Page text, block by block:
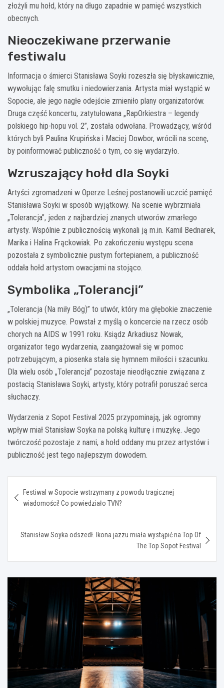
złożyli mu hołd, który na długo zapadnie w pamięć wszystkich
obecnych.
Nieoczekiwane przerwanie
festiwalu
Informacja o śmierci Stanisława Soyki rozeszła się błyskawicznie,
wywołując falę smutku i niedowierzania. Artysta miał wystąpić w
Sopocie, ale jego nagłe odejście zmieniło plany organizatorów.
Druga część koncertu, zatytułowana „RapOrkiestra – legendy
polskiego hip-hopu vol. 2”, została odwołana. Prowadzący, wśród
których byli Paulina Krupińska i Maciej Dowbor, wrócili na scenę,
by poinformować publiczność o tym, co się wydarzyło.
Wzruszający hołd dla Soyki
Artyści zgromadzeni w Operze Leśnej postanowili uczcić pamięć
Stanisława Soyki w sposób wyjątkowy. Na scenie wybrzmiała
„Tolerancja”, jeden z najbardziej znanych utworów zmarłego
artysty. Wspólnie z publicznością wykonali ją m.in. Kamil Bednarek,
Marika i Halina Frąckowiak. Po zakończeniu występu scena
pozostała z symbolicznie pustym fortepianem, a publiczność
oddała hołd artystom owacjami na stojąco.
Symbolika „Tolerancji”
„Tolerancja (Na miły Bóg)” to utwór, który ma głębokie znaczenie
w polskiej muzyce. Powstał z myślą o koncercie na rzecz osób
chorych na AIDS w 1991 roku. Ksiądz Arkadiusz Nowak,
organizator tego wydarzenia, zaangażował się w pomoc
potrzebującym, a piosenka stała się hymnem miłości i szacunku.
Dla wielu osób „Tolerancja” pozostaje nieodłącznie związana z
postacią Stanisława Soyki, artysty, który potrafił poruszać serca
słuchaczy.
Wydarzenia z Sopot Festival 2025 przypominają, jak ogromny
wpływ miał Stanisław Soyka na polską kulturę i muzykę. Jego
twórczość pozostaje z nami, a hołd oddany mu przez artystów i
publiczność jest tego najlepszym dowodem.
wpisu
Festiwal w Sopocie wstrzymany z powodu tragicznej
wiadomości! Co powiedziało TVN?
Stanisław Soyka odszedł. Ikona jazzu miała wystąpić na Top Of
The Top Sopot Festival